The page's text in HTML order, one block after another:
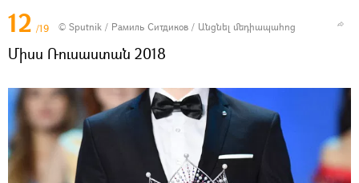
12 /19 © Sputnik / Рамиль Ситдиков / Անցնել մեդիապահոց
Միսս Ռուսաստան 2018